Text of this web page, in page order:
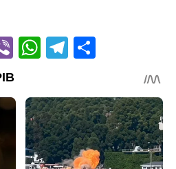
ViberWhatsApp
Telegram